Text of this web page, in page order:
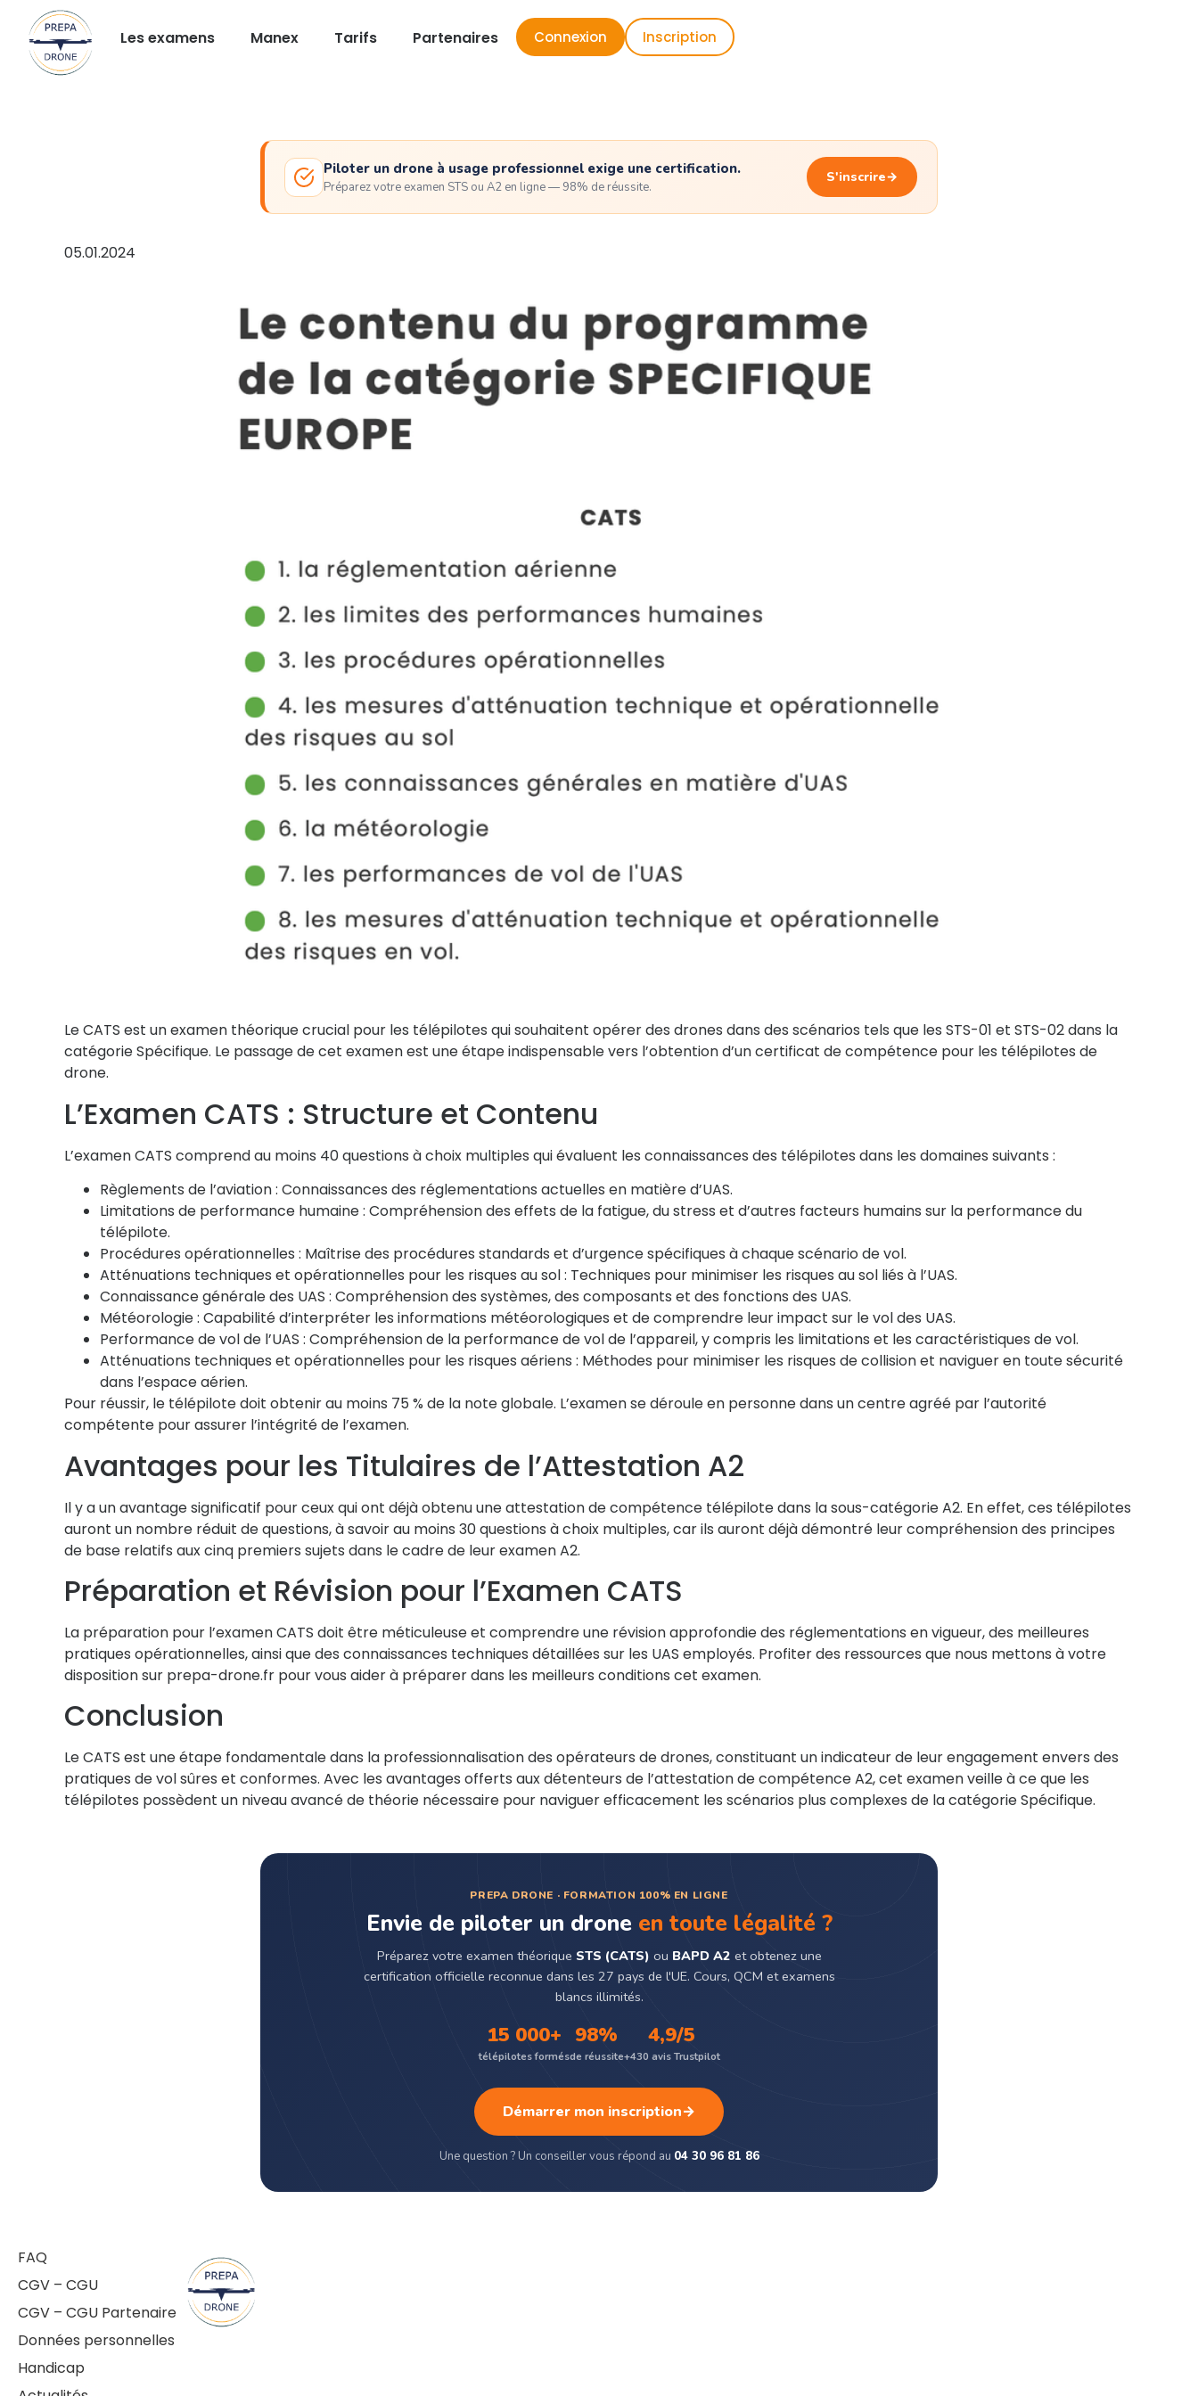
Les examens Manex Tarifs Partenaires Connexion Inscription
Piloter un drone à usage professionnel exige une certification.
Préparez votre examen STS ou A2 en ligne — 98% de réussite.
S'inscrire→
05.01.2024
Le CATS est un examen théorique crucial pour les télépilotes qui souhaitent opérer des drones dans des scénarios tels que les STS-01 et STS-02 dans la
catégorie Spécifique. Le passage de cet examen est une étape indispensable vers l’obtention d’un certificat de compétence pour les télépilotes de
drone.
L’Examen CATS : Structure et Contenu
L’examen CATS comprend au moins 40 questions à choix multiples qui évaluent les connaissances des télépilotes dans les domaines suivants :
Règlements de l’aviation : Connaissances des réglementations actuelles en matière d’UAS.
Limitations de performance humaine : Compréhension des effets de la fatigue, du stress et d’autres facteurs humains sur la performance du
télépilote.
Procédures opérationnelles : Maîtrise des procédures standards et d’urgence spécifiques à chaque scénario de vol.
Atténuations techniques et opérationnelles pour les risques au sol : Techniques pour minimiser les risques au sol liés à l’UAS.
Connaissance générale des UAS : Compréhension des systèmes, des composants et des fonctions des UAS.
Météorologie : Capabilité d’interpréter les informations météorologiques et de comprendre leur impact sur le vol des UAS.
Performance de vol de l’UAS : Compréhension de la performance de vol de l’appareil, y compris les limitations et les caractéristiques de vol.
Atténuations techniques et opérationnelles pour les risques aériens : Méthodes pour minimiser les risques de collision et naviguer en toute sécurité
dans l’espace aérien.
Pour réussir, le télépilote doit obtenir au moins 75 % de la note globale. L’examen se déroule en personne dans un centre agréé par l’autorité
compétente pour assurer l’intégrité de l’examen.
Avantages pour les Titulaires de l’Attestation A2
Il y a un avantage significatif pour ceux qui ont déjà obtenu une attestation de compétence télépilote dans la sous-catégorie A2. En effet, ces télépilotes
auront un nombre réduit de questions, à savoir au moins 30 questions à choix multiples, car ils auront déjà démontré leur compréhension des principes
de base relatifs aux cinq premiers sujets dans le cadre de leur examen A2.
Préparation et Révision pour l’Examen CATS
La préparation pour l’examen CATS doit être méticuleuse et comprendre une révision approfondie des réglementations en vigueur, des meilleures
pratiques opérationnelles, ainsi que des connaissances techniques détaillées sur les UAS employés. Profiter des ressources que nous mettons à votre
disposition sur prepa-drone.fr pour vous aider à préparer dans les meilleurs conditions cet examen.
Conclusion
Le CATS est une étape fondamentale dans la professionnalisation des opérateurs de drones, constituant un indicateur de leur engagement envers des
pratiques de vol sûres et conformes. Avec les avantages offerts aux détenteurs de l’attestation de compétence A2, cet examen veille à ce que les
télépilotes possèdent un niveau avancé de théorie nécessaire pour naviguer efficacement les scénarios plus complexes de la catégorie Spécifique.
PREPA DRONE · FORMATION 100% EN LIGNE
Envie de piloter un drone en toute légalité ?
Préparez votre examen théorique STS (CATS) ou BAPD A2 et obtenez une
certification officielle reconnue dans les 27 pays de l'UE. Cours, QCM et examens
blancs illimités.
15 000+
télépilotes formés
98%
de réussite
4,9/5
+430 avis Trustpilot
Démarrer mon inscription→
Une question ? Un conseiller vous répond au 04 30 96 81 86
FAQ
CGV – CGU
CGV – CGU Partenaire
Données personnelles
Handicap